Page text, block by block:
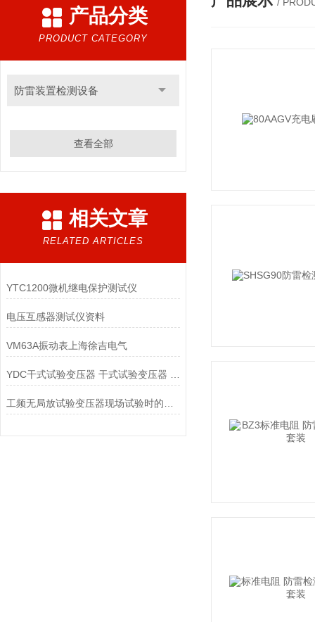
产品分类
PRODUCT CATEGORY
防雷装置检测设备
查看全部
相关文章
RELATED ARTICLES
YTC1200微机继电保护测试仪
电压互感器测试仪资料
VM63A振动表上海徐吉电气